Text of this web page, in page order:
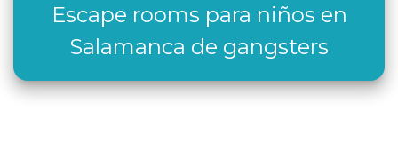
Escape rooms para niños en
Salamanca de gangsters